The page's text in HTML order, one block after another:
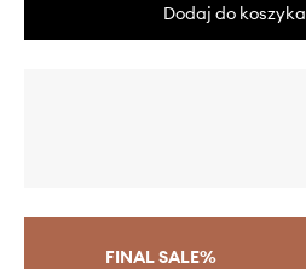
Dodaj do koszyka
FINAL SALE%